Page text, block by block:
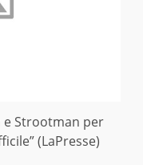
e Strootman per
(LaPresse)